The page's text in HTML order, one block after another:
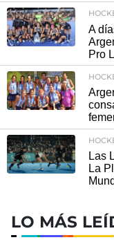
A
Pro
Las
La
LO MÁS